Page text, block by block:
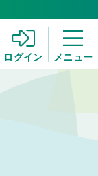
ログイン メニュー